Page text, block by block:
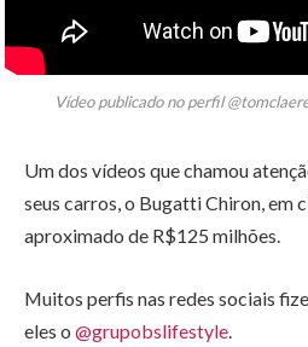
Vídeo publicado no perfil
Um dos vídeos que chamou
seus carros, o Bugatti Chiron, em
aproximado de R$125 milhões.
Muitos perfis nas redes sociais
eles o @grupobslifestyle